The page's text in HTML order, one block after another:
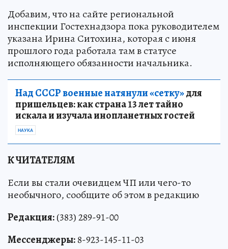
Добавим, что на сайте региональной
инспекции Гостехнадзора пока руководителем
указана Ирина Ситохина, которая с июня
прошлого года работала там в статусе
исполняющего обязанности начальника.
Над СССР военные натянули «сетку»для
пришельцев: как страна 13 лет тайно
искала и изучала инопланетных гостей
НАУКА
К ЧИТАТЕЛЯМ
Если вы стали очевидцем ЧП или чего-то
необычного, сообщите об этом в редакцию
Редакция:(383) 289-91-00
Мессенджеры:8-923-145-11-03